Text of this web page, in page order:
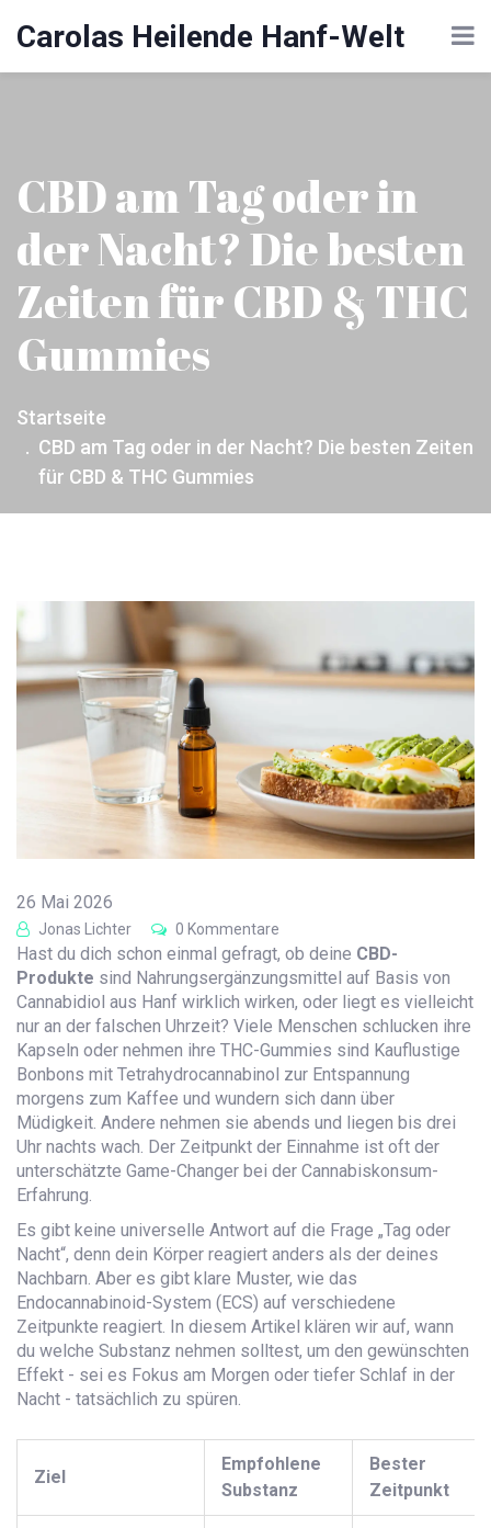
Carolas Heilende Hanf-Welt
CBD am Tag oder in
der Nacht? Die besten
Zeiten für CBD & THC
Gummies
Startseite
CBD am Tag oder in der Nacht? Die besten Zeiten
für CBD & THC Gummies
26 Mai 2026
Jonas Lichter 0 Kommentare
Hast du dich schon einmal gefragt, ob deine CBD-
Produkte sind Nahrungsergänzungsmittel auf Basis von
Cannabidiol aus Hanf wirklich wirken, oder liegt es vielleicht
nur an der falschen Uhrzeit? Viele Menschen schlucken ihre
Kapseln oder nehmen ihre THC-Gummies sind Kauflustige
Bonbons mit Tetrahydrocannabinol zur Entspannung
morgens zum Kaffee und wundern sich dann über
Müdigkeit. Andere nehmen sie abends und liegen bis drei
Uhr nachts wach. Der Zeitpunkt der Einnahme ist oft der
unterschätzte Game-Changer bei der Cannabiskonsum-
Erfahrung.
Es gibt keine universelle Antwort auf die Frage „Tag oder
Nacht“, denn dein Körper reagiert anders als der deines
Nachbarn. Aber es gibt klare Muster, wie das
Endocannabinoid-System (ECS) auf verschiedene
Zeitpunkte reagiert. In diesem Artikel klären wir auf, wann
du welche Substanz nehmen solltest, um den gewünschten
Effekt - sei es Fokus am Morgen oder tiefer Schlaf in der
Nacht - tatsächlich zu spüren.
Ziel
Empfohlene
Substanz
Bester
Zeitpunkt